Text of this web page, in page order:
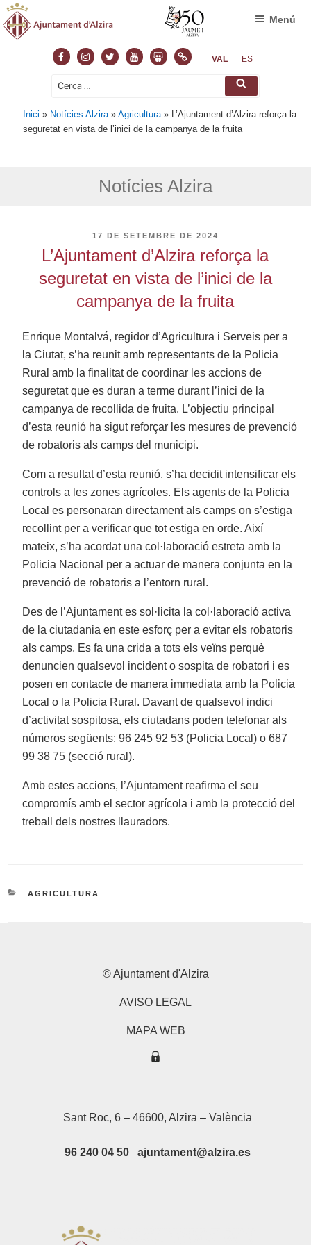
FacebookInstagram
TwitterYoutubeSlideshare
NormasVAL ES
Cerca: Cerca
Menú
Inici » Notícies Alzira »Agricultura » L’Ajuntament d’Alzira reforça la
seguretat en vista de l’inici de la campanya de la fruita
Notícies Alzira
PUBLICAT
17 DE SETEMBRE DE 2024
L’Ajuntament d’Alzira reforça la
seguretat en vista de l’inici de la
campanya de la fruita
Enrique Montalvá, regidor d’Agricultura i Serveis per a
la Ciutat, s’ha reunit amb representants de la Policia
Rural amb la finalitat de coordinar les accions de
seguretat que es duran a terme durant l’inici de la
campanya de recollida de fruita. L’objectiu principal
d’esta reunió ha sigut reforçar les mesures de prevenció
de robatoris als camps del municipi.
Com a resultat d’esta reunió, s’ha decidit intensificar els
controls a les zones agrícoles. Els agents de la Policia
Local es personaran directament als camps on s’estiga
recollint per a verificar que tot estiga en orde. Així
mateix, s’ha acordat una col·laboració estreta amb la
Policia Nacional per a actuar de manera conjunta en la
prevenció de robatoris a l’entorn rural.
Des de l’Ajuntament es sol·licita la col·laboració activa
de la ciutadania en este esforç per a evitar els robatoris
als camps. Es fa una crida a tots els veïns perquè
denuncien qualsevol incident o sospita de robatori i es
posen en contacte de manera immediata amb la Policia
Local o la Policia Rural. Davant de qualsevol indici
d’activitat sospitosa, els ciutadans poden telefonar als
números següents: 96 245 92 53 (Policia Local) o 687
99 38 75 (secció rural).
Amb estes accions, l’Ajuntament reafirma el seu
compromís amb el sector agrícola i amb la protecció del
treball dels nostres llauradors.
CATEGORIES
AGRICULTURA
© Ajuntament d'Alzira
AVISO LEGAL
MAPA WEB
Sant Roc, 6 – 46600, Alzira – València
96 240 04 50 ajuntament@alzira.es